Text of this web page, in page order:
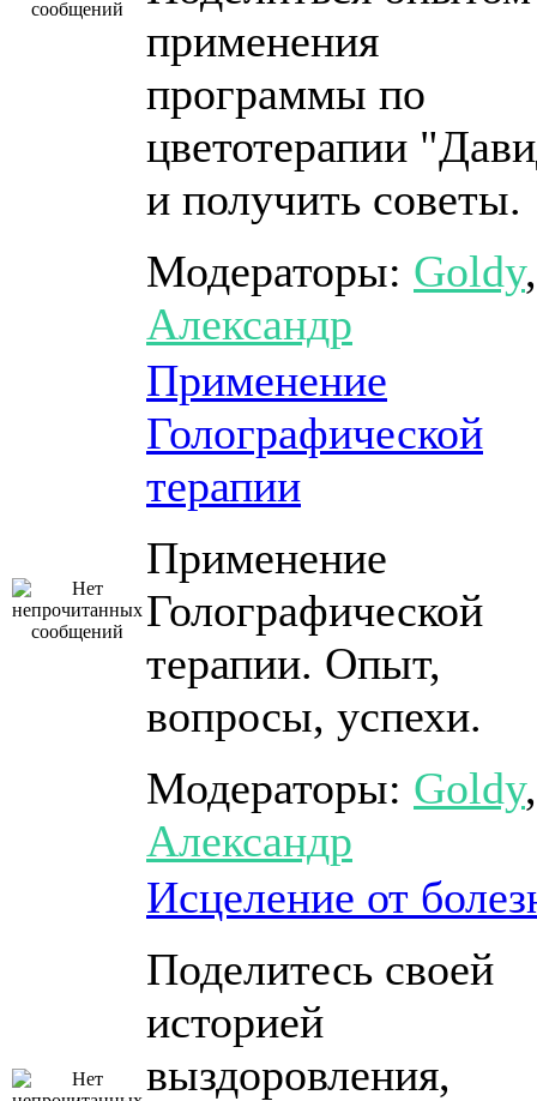
применения
программы по
цветотерапии
и получить советы.
Модераторы: Goldy,
Александр
Применение
Голографической
терапии
Применение
Голографической
терапии. Опыт,
вопросы, успехи.
Модераторы: Goldy,
Александр
Исцеление от
Поделитесь своей
историей
выздоровления,